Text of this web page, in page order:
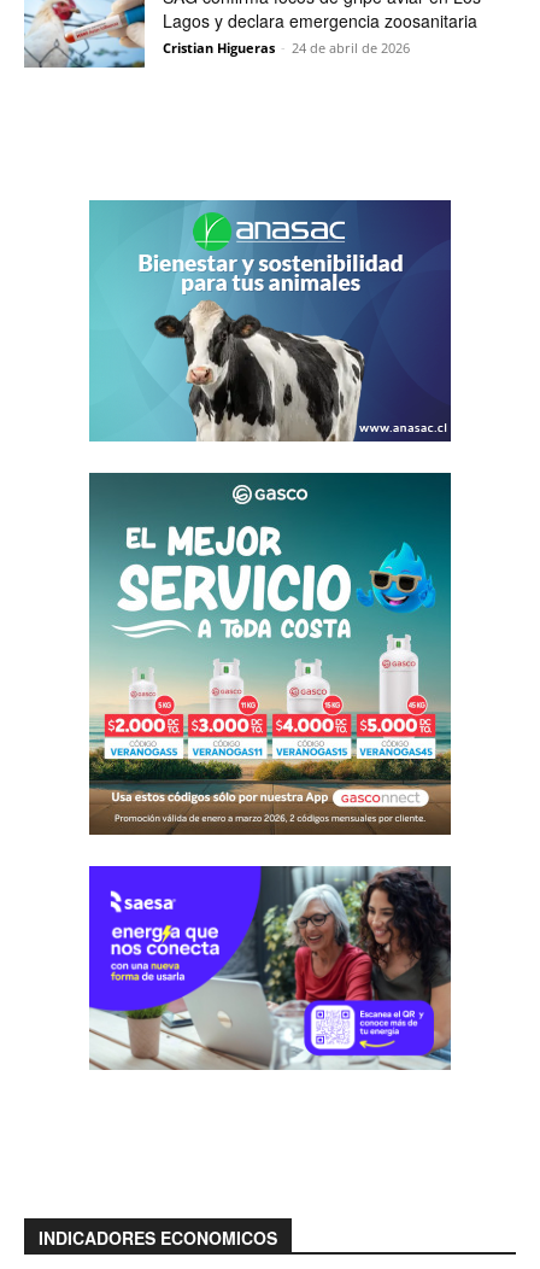
Lagos y declara emergencia zoosanitaria
Cristian Higueras - 24 de abril de 2026
INDICADORES ECONOMICOS